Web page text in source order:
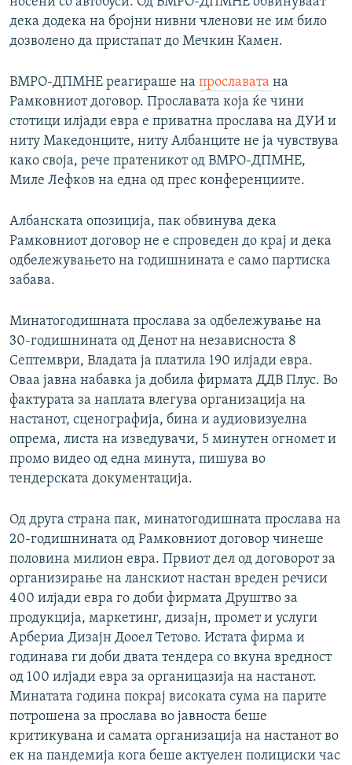
дека додека на бројни нивни членови не им било
дозволено да пристапат до Мечкин Камен.
ВМРО-ДПМНЕ реагираше на прославата на
Рамковниот договор. Прославата која ќе чини
стотици илјади евра е приватна прослава на ДУИ и
ниту Македонците, ниту Албанците не ја чувствува
како своја, рече пратеникот од ВМРО-ДПМНЕ,
Миле Лефков на една од прес конференциите.
Албанската опозиција, пак обвинува дека
Рамковниот договор не е спроведен до крај и дека
одбележувањето на годишнината е само партиска
забава.
Минатогодишната прослава за одбележување на
30-годишнината од Денот на независноста 8
Септември, Владата ја платила 190 илјади евра.
Оваа јавна набавка ја добила фирмата ДДВ Плус. Во
фактурата за наплата влегува организација на
настанот, сценографија, бина и аудиовизуелна
опрема, листа на изведувачи, 5 минутен огномет и
промо видео од една минута, пишува во
тендерската документација.
Од друга страна пак, минатогодишната прослава на
20-годишнината од Рамковниот договор чинеше
половина милион евра. Првиот дел од договорот за
организирање на ланскиот настан вреден речиси
400 илјади евра го доби фирмата Друштво за
продукција, маркетинг, дизајн, промет и услуги
Арбериа Дизајн Дооел Тетово. Истата фирма и
годинава ги доби двата тендера со вкуна вредност
од 100 илјади евра за органицазија на настанот.
Минатата година покрај високата сума на парите
потрошена за прослава во јавноста беше
критикувана и самата организација на настанот во
ек на пандемија кога беше актуелен полициски час